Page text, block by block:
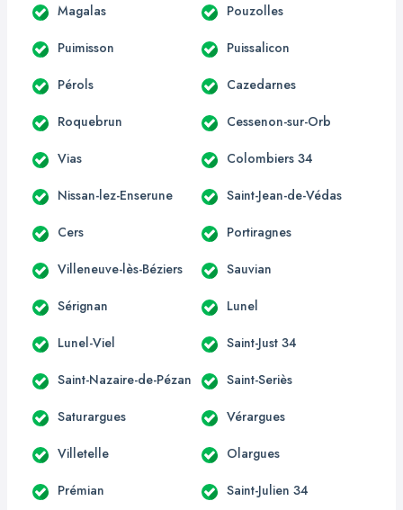
Magalas Pouzolles
Puimisson Puissalicon
Pérols Cazedarnes
Roquebrun Cessenon-sur-Orb
Vias Colombiers 34
Nissan-lez-Enserune Saint-Jean-de-Védas
Cers Portiragnes
Villeneuve-lès-Béziers Sauvian
Sérignan Lunel
Lunel-Viel Saint-Just 34
Saint-Nazaire-de-Pézan Saint-Seriès
Saturargues Vérargues
Villetelle Olargues
Prémian Saint-Julien 34